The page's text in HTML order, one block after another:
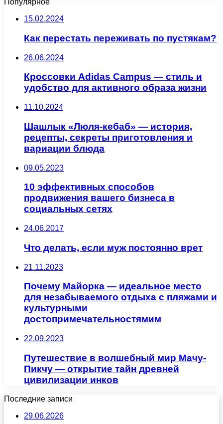
Популярное
15.02.2024
Как перестать переживать по пустякам?
26.06.2024
Кроссовки Adidas Campus — стиль и
удобство для активного образа жизни
11.10.2024
Шашлык «Люля-кебаб» — история,
рецепты, секреты приготовления и
вариации блюда
09.05.2023
10 эффективных способов
продвижения вашего бизнеса в
социальных сетях
24.06.2017
Что делать, если муж постоянно врет
21.11.2023
Почему Майорка — идеальное место
для незабываемого отдыха с пляжами и
культурными
достопримечательностямим
22.09.2023
Путешествие в волшебный мир Мачу-
Пикчу — открытие тайн древней
цивилизации инков
Последние записи
29.06.2026